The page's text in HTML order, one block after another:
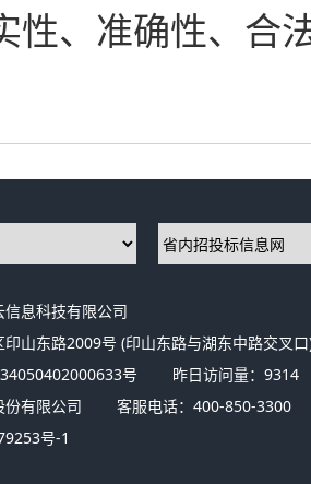
性、准确性、合
息科技有限公司
山东路2009号 (印山东路与湖东中路交叉
号 昨日访问量： 9314
有限公司
客服电话：400-850-3300
号-1